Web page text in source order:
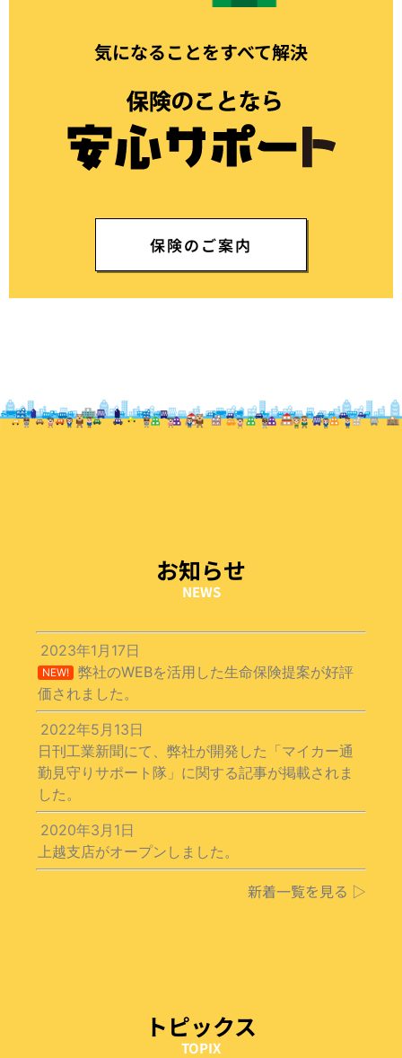
気になることをすべて解決
保険のご案内
お知らせ
NEWS
2023年1月17日
NEW!
弊社のWEBを活用した生命保険提案が好評
価されました。
2022年5月13日
日刊工業新聞にて、弊社が開発した「マイカー通
勤見守りサポート隊」に関する記事が掲載されま
した。
2020年3月1日
上越支店がオープンしました。
新着一覧を見る ▷
トピックス
TOPIX